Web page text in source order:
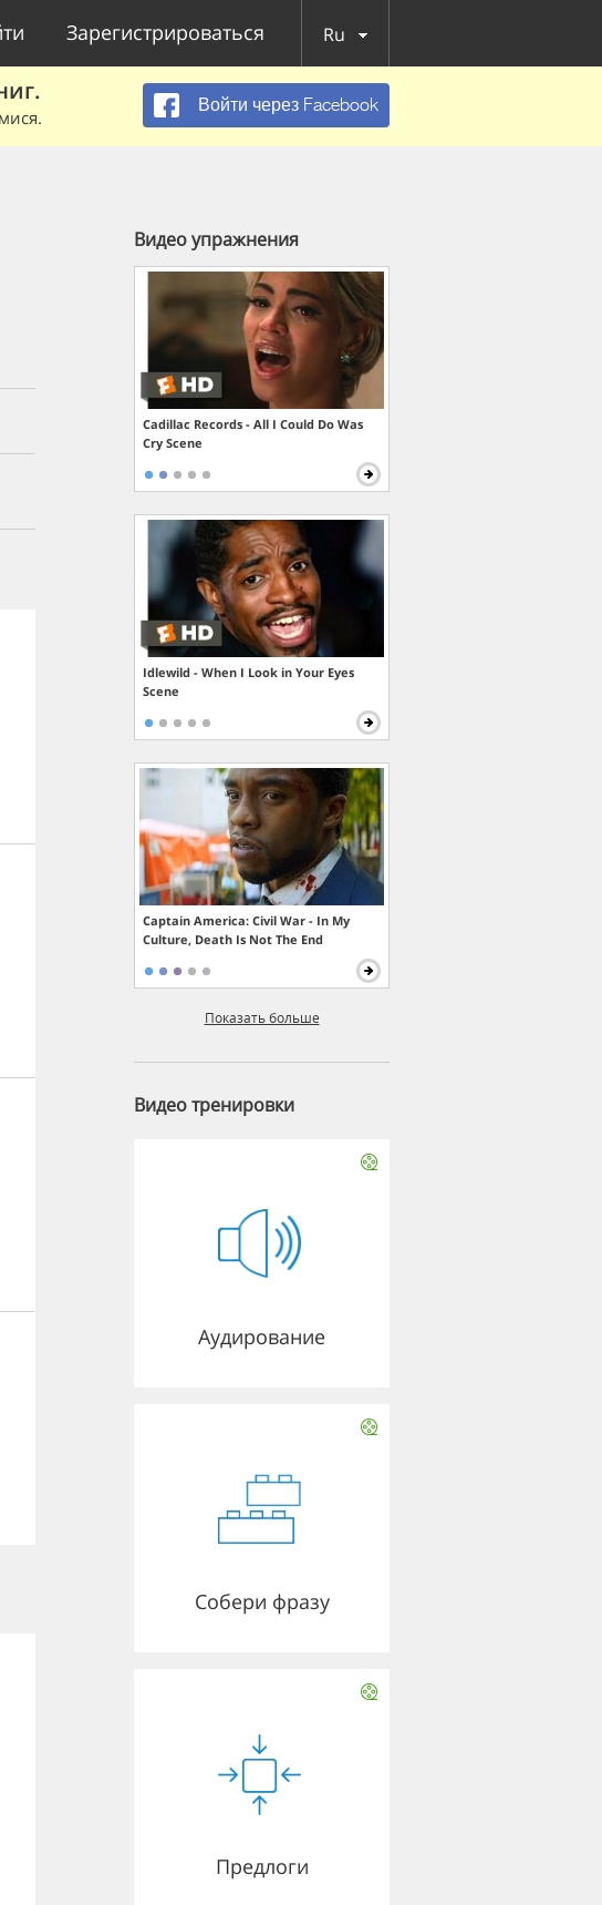
Зарегистрироваться Ru
Войти через Facebook
Видео упражнения
Cadillac Records - All I Could Do Was
Cry Scene
Idlewild - When I Look in Your Eyes
Scene
Captain America: Civil War - In My
Culture, Death Is Not The End
Показать больше
Видео тренировки
Аудирование
Собери фразу
Предлоги